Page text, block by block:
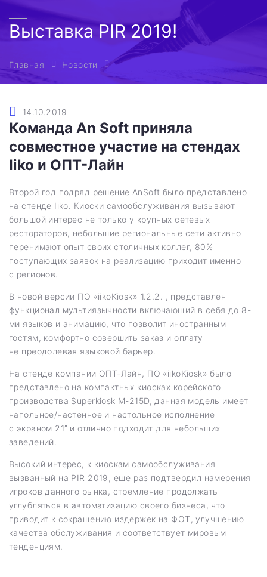
Выставка PIR 2019!
Главная Новости
14.10.2019
Команда An Soft приняла
совместное участие на стендах
Iiko и ОПТ-Лайн
Второй год подряд решение AnSoft было представлено
на стенде Iiko. Киоски самообслуживания вызывают
большой интерес не только у крупных сетевых
рестораторов, небольшие региональные сети активно
перенимают опыт своих столичных коллег, 80%
поступающих заявок на реализацию приходит именно
с регионов.
В новой версии ПО «iikoKiosk» 1.2.2. , представлен
функционал мультиязычности включающий в себя до 8-
ми языков и анимацию, что позволит иностранным
гостям, комфортно совершить заказ и оплату
не преодолевая языковой барьер.
На стенде компании ОПТ-Лайн, ПО «iikoKiosk» было
представлено на компактных киосках корейского
производства Superkiosk M-215D, данная модель имеет
напольное/настенное и настольное исполнение
с экраном 21’’ и отлично подходит для небольших
заведений.
Высокий интерес, к киоскам самообслуживания
вызванный на PIR 2019, еще раз подтвердил намерения
игроков данного рынка, стремление продолжать
углубляться в автоматизацию своего бизнеса, что
приводит к сокращению издержек на ФОТ, улучшению
качества обслуживания и соответствует мировым
тенденциям.